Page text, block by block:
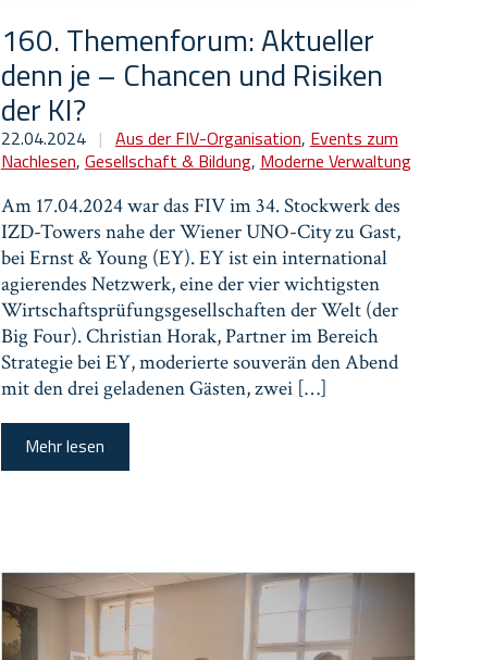
160. Themenforum: Aktueller
denn je – Chancen und Risiken
der KI?
22.04.2024 | Aus der FIV-Organisation, Events zum
Nachlesen, Gesellschaft & Bildung, Moderne Verwaltung
Am 17.04.2024 war das FIV im 34. Stockwerk des
IZD-Towers nahe der Wiener UNO-City zu Gast,
bei Ernst & Young (EY). EY ist ein international
agierendes Netzwerk, eine der vier wichtigsten
Wirtschaftsprüfungsgesellschaften der Welt (der
Big Four). Christian Horak, Partner im Bereich
Strategie bei EY, moderierte souverän den Abend
mit den drei geladenen Gästen, zwei […]
Mehr lesen